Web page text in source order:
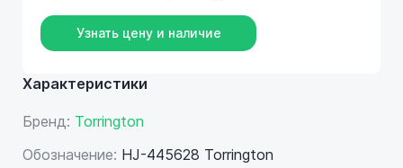
Характеристики
Бренд: Torrington
Обозначение: HJ-445628 Torrington
Узнать цену и наличие